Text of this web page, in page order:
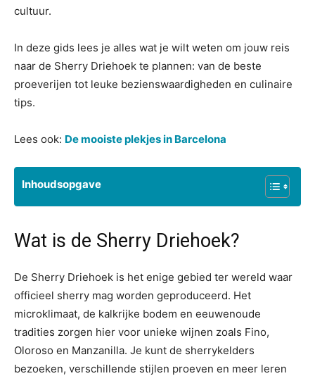
cultuur.
In deze gids lees je alles wat je wilt weten om jouw reis
naar de Sherry Driehoek te plannen: van de beste
proeverijen tot leuke bezienswaardigheden en culinaire
tips.
Lees ook: De mooiste plekjes in Barcelona
Inhoudsopgave
Wat is de Sherry Driehoek?
De Sherry Driehoek is het enige gebied ter wereld waar
officieel sherry mag worden geproduceerd. Het
microklimaat, de kalkrijke bodem en eeuwenoude
tradities zorgen hier voor unieke wijnen zoals Fino,
Oloroso en Manzanilla. Je kunt de sherrykelders
bezoeken, verschillende stijlen proeven en meer leren